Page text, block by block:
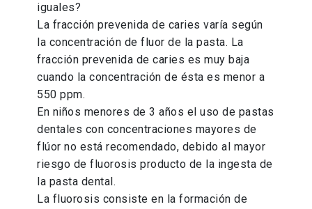
iguales?
La fracción prevenida de caries varía según
la concentración de fluor de la pasta. La
fracción prevenida de caries es muy baja
cuando la concentración de ésta es menor a
550 ppm.
En niños menores de 3 años el uso de pastas
dentales con concentraciones mayores de
flúor no está recomendado, debido al mayor
riesgo de fluorosis producto de la ingesta de
la pasta dental.
La fluorosis consiste en la formación de